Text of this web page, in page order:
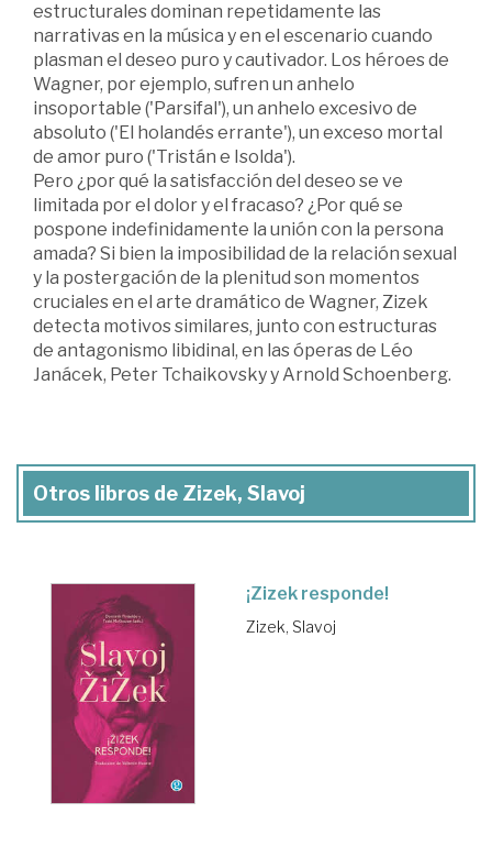
estructurales dominan repetidamente las
narrativas en la música y en el escenario cuando
plasman el deseo puro y cautivador. Los héroes de
Wagner, por ejemplo, sufren un anhelo
insoportable ('Parsifal'), un anhelo excesivo de
absoluto ('El holandés errante'), un exceso mortal
de amor puro ('Tristán e Isolda').
Pero ¿por qué la satisfacción del deseo se ve
limitada por el dolor y el fracaso? ¿Por qué se
pospone indefinidamente la unión con la persona
amada? Si bien la imposibilidad de la relación sexual
y la postergación de la plenitud son momentos
cruciales en el arte dramático de Wagner, Zizek
detecta motivos similares, junto con estructuras
de antagonismo libidinal, en las óperas de Léo
Janácek, Peter Tchaikovsky y Arnold Schoenberg.
Otros libros de Zizek, Slavoj
¡Zizek responde!
Zizek, Slavoj